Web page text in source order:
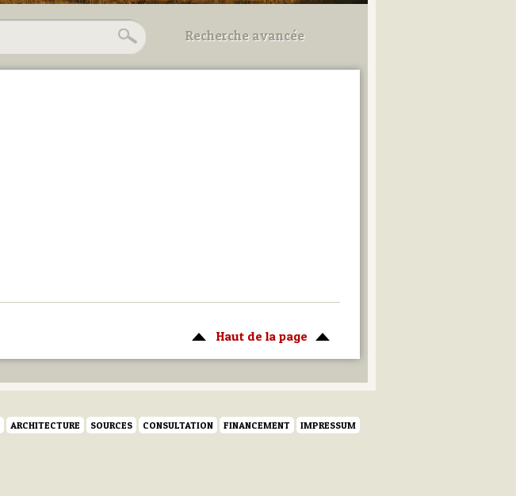
Recherche avancée
Utilisez les champs ci-dessous
Haut de la page
ARCHITECTURE SOURCES CONSULTATION FINANCEMENT IMPRESSUM